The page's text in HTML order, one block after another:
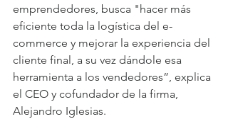
emprendedores, busca "hacer más
eficiente toda la logística del e-
commerce y mejorar la experiencia del
cliente final, a su vez dándole esa
herramienta a los vendedores”, explica
el CEO y cofundador de la firma,
Alejandro Iglesias.